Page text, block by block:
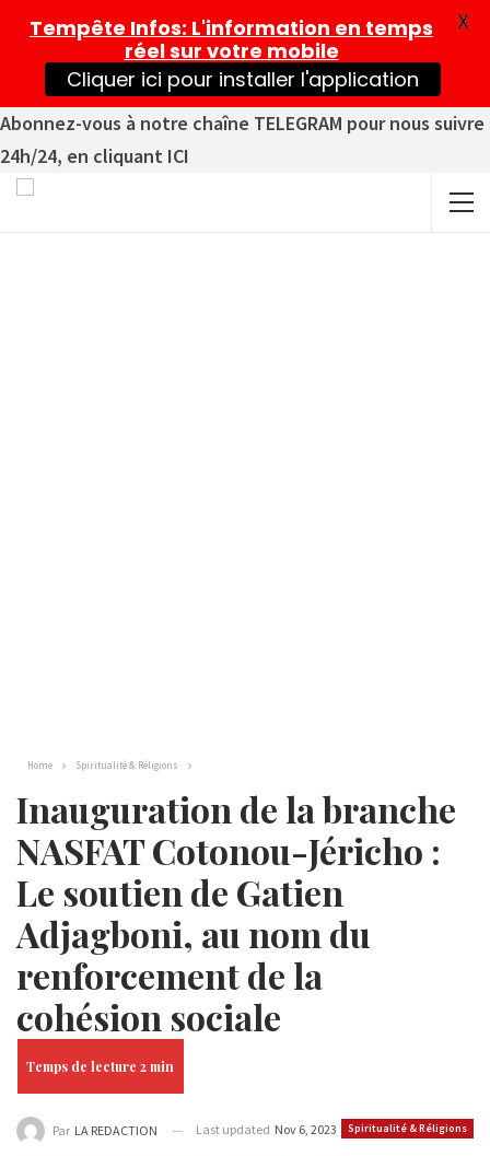
Abonnez-vous à notre chaîne TELEGRAM pour nous suivre
24h/24, en cliquant ICI
Home Spiritualité & Réligions
Inauguration de la branche
NASFAT Cotonou-Jéricho :
Le soutien de Gatien
Adjagboni, au nom du
renforcement de la
cohésion sociale
Spiritualité & Réligions
Par LA REDACTION Last updated Nov 6, 2023
Tempête Infos: L'information en temps
réel sur votre mobile
Cliquer ici pour installer l'application
X